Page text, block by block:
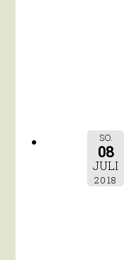
SO.
08
JULI
2018